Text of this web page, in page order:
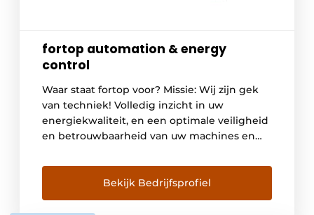
fortop automation & energy
control
Waar staat fortop voor? Missie: Wij zijn gek
van techniek! Volledig inzicht in uw
energiekwaliteit, en een optimale veiligheid
en betrouwbaarheid van uw machines en
belang zijn voor uw bedrijfsprocessen. Maar
wat is nu de beste oplossing voor uw
specifieke situatie? Fortop is specialist op
Bekijk Bedrijfsprofiel